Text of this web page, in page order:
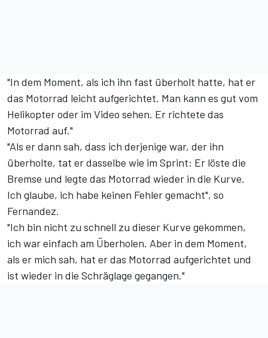
"In dem Moment, als ich ihn fast überholt hatte, hat er
das Motorrad leicht aufgerichtet. Man kann es gut vom
Helikopter oder im Video sehen. Er richtete das
Motorrad auf."
"Als er dann sah, dass ich derjenige war, der ihn
überholte, tat er dasselbe wie im Sprint: Er löste die
Bremse und legte das Motorrad wieder in die Kurve.
Ich glaube, ich habe keinen Fehler gemacht", so
Fernandez.
"Ich bin nicht zu schnell zu dieser Kurve gekommen,
ich war einfach am Überholen. Aber in dem Moment,
als er mich sah, hat er das Motorrad aufgerichtet und
ist wieder in die Schräglage gegangen."